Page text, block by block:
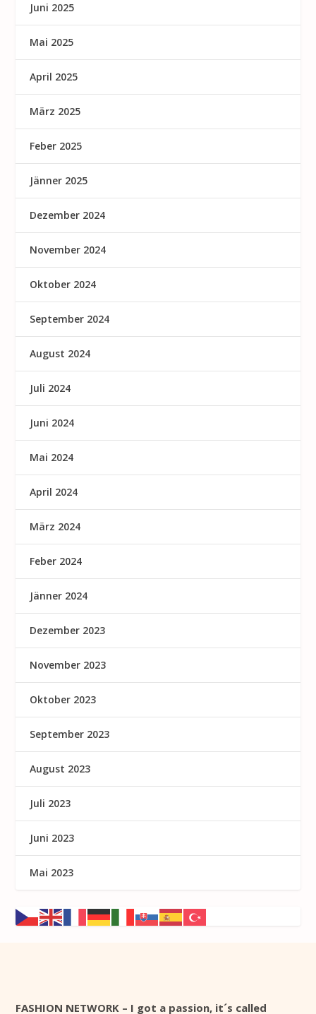
Juni 2025
Mai 2025
April 2025
März 2025
Feber 2025
Jänner 2025
Dezember 2024
November 2024
Oktober 2024
September 2024
August 2024
Juli 2024
Juni 2024
Mai 2024
April 2024
März 2024
Feber 2024
Jänner 2024
Dezember 2023
November 2023
Oktober 2023
September 2023
August 2023
Juli 2023
Juni 2023
Mai 2023
FASHION NETWORK – I got a passion, it´s called